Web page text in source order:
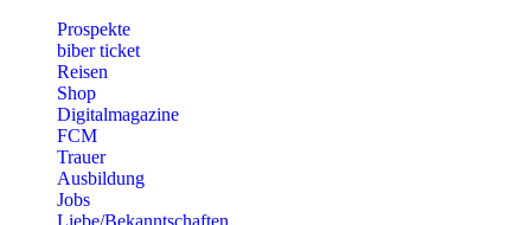
Prospekte
biber ticket
Reisen
Shop
Digitalmagazine
FCM
Trauer
Ausbildung
Jobs
Liebe/Bekanntschaften